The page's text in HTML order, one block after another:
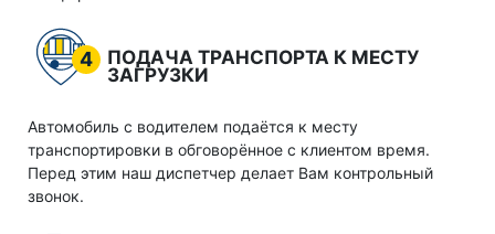
4
ПОДАЧА ТРАНСПОРТА К МЕСТУ
ЗАГРУЗКИ
Автомобиль с водителем подаётся к месту
транспортировки в обговорённое с клиентом время.
Перед этим наш диспетчер делает Вам контрольный
звонок.